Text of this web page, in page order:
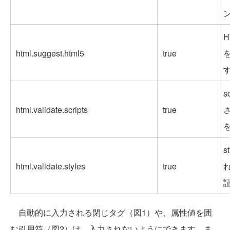
html.suggest.html5 true
html.validate.scripts true
html.validate.styles true
自動的に入力される閉じタグ（図1）や、属性値を囲